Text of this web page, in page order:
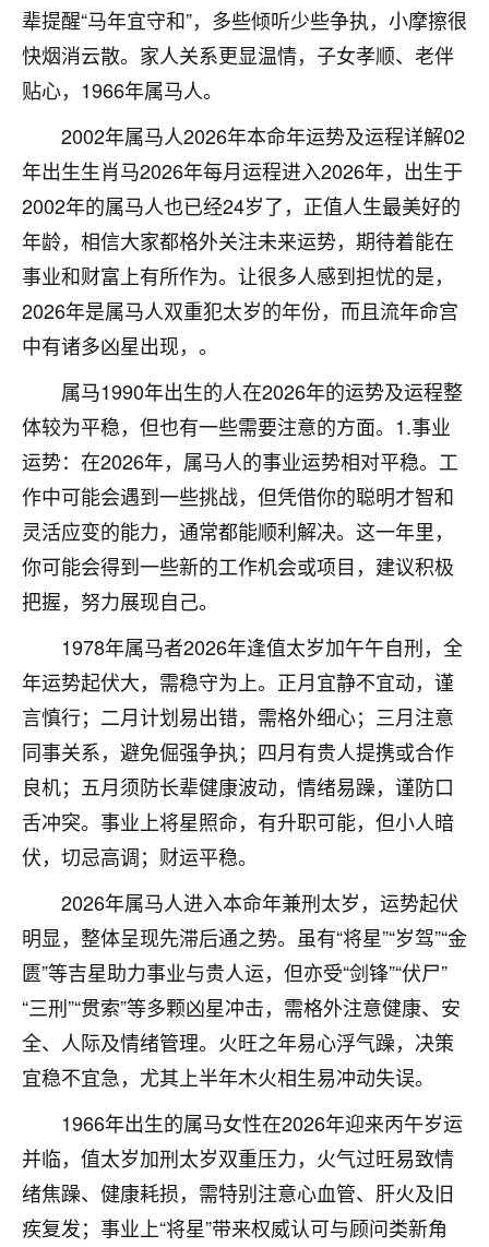
辈提醒“马年宜守和”，多些倾听少些争执，小摩擦很
快烟消云散。家人关系更显温情，子女孝顺、老伴
贴心，1966年属马人。
2002年属马人2026年本命年运势及运程详解02
年出生生肖马2026年每月运程进入2026年，出生于
2002年的属马人也已经24岁了，正值人生最美好的
年龄，相信大家都格外关注未来运势，期待着能在
事业和财富上有所作为。让很多人感到担忧的是，
2026年是属马人双重犯太岁的年份，而且流年命宫
中有诸多凶星出现，。
属马1990年出生的人在2026年的运势及运程整
体较为平稳，但也有一些需要注意的方面。1.事业
运势：在2026年，属马人的事业运势相对平稳。工
作中可能会遇到一些挑战，但凭借你的聪明才智和
灵活应变的能力，通常都能顺利解决。这一年里，
你可能会得到一些新的工作机会或项目，建议积极
把握，努力展现自己。
1978年属马者2026年逢值太岁加午午自刑，全
年运势起伏大，需稳守为上。正月宜静不宜动，谨
言慎行；二月计划易出错，需格外细心；三月注意
同事关系，避免倔强争执；四月有贵人提携或合作
良机；五月须防长辈健康波动，情绪易躁，谨防口
舌冲突。事业上将星照命，有升职可能，但小人暗
伏，切忌高调；财运平稳。
2026年属马人进入本命年兼刑太岁，运势起伏
明显，整体呈现先滞后通之势。虽有“将星”“岁驾”“金
匮”等吉星助力事业与贵人运，但亦受“剑锋”“伏尸”
“三刑”“贯索”等多颗凶星冲击，需格外注意健康、安
全、人际及情绪管理。火旺之年易心浮气躁，决策
宜稳不宜急，尤其上半年木火相生易冲动失误。
1966年出生的属马女性在2026年迎来丙午岁运
并临，值太岁加刑太岁双重压力，火气过旺易致情
绪焦躁、健康耗损，需特别注意心血管、肝火及旧
疾复发；事业上“将星”带来权威认可与顾问类新角
我是公司人事调整，有升迁机会，但同时竞争的我们
三个，找老师的时候是抱着侥幸心理，没想到老师看
着我晋升有望，我半信半疑的按照老师建议，做了化
太岁还有一个发钱粮，本来年前的人事调整，拖到年
职第一个就是我，职务无所谓，主要是底薪加了
3000，非常开心，无论如何，感恩感谢！🙏🏻
鹿森：恭喜升职加薪！！，请客吗？�
12小时前 来自北京
心心相印
我身体不太好，总是病病殃殃的，去检查又没什么大
题，后来无意中看到有人推荐慧来老师，跟老师聊过
之后，心情豁然开朗，也听老师建议，处理了一些因
果问题。今年以来，身体比以前好多，主要是心情好
了，老师说境随心转，现在深有体会了。
鹿森：是的，其实跟老师聊过之后，最大的感
触，首先就是心态会变好，万般皆是命，半点
不由人！
金白水清
我也想找老师看看，有没有人给个联系方式的啊？
鹿森 ：慧来老师微信：gjsy0624
1天前 来自江西 12
青春168
我也想要，我也想要！
2天前 来自山西 15
Jessica李
老师做不做超度法事？我想给我奶奶做超度，她今年
刚去世了。
七零老顽童：我母亲前年离世，刚开始我经常
做梦梦见她，后来也是朋友介绍，找到慧来老
师，安排了超度法事，做梦再也没有梦到过
了，一开始是半信半疑的，图个心安，给亡母
超度，现在看来，人不信也不行。
2天前 来自云南 11